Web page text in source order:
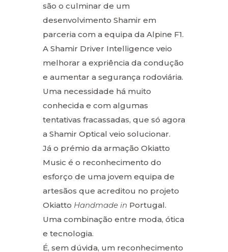
são o culminar de um
desenvolvimento Shamir em
parceria com a equipa da Alpine F1.
A Shamir Driver Intelligence veio
melhorar a expriência da condução
e aumentar a segurança rodoviária.
Uma necessidade há muito
conhecida e com algumas
tentativas fracassadas, que só agora
a Shamir Optical veio solucionar.
Já o prémio da armação Okiatto
Music é o reconhecimento do
esforço de uma jovem equipa de
artesãos que acreditou no projeto
Okiatto Handmade in Portugal.
Uma combinação entre moda, ótica
e tecnologia.
É, sem dúvida, um reconhecimento